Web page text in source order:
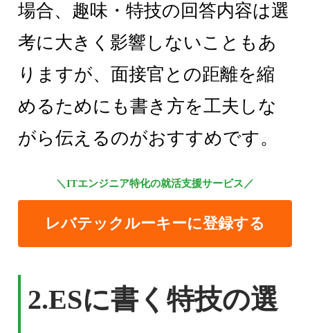
場合、趣味・特技の回答内容は選
考に大きく影響しないこともあ
りますが、面接官との距離を縮
めるためにも書き方を工夫しな
がら伝えるのがおすすめです。
＼ITエンジニア特化の就活支援サービス／
レバテックルーキーに登録する
2.ESに書く特技の選